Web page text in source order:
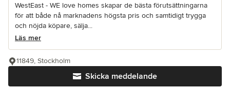
WestEast - WE love homes skapar de bästa förutsättningarna
för att både nå marknadens högsta pris och samtidigt trygga
och nöjda köpare, sälja...
Läs mer
Skicka meddelande
11849, Stockholm